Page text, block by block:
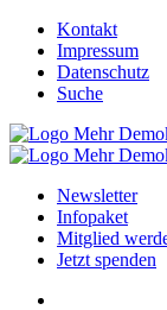
Kontakt
Impressum
Datenschutz
Suche
Newsletter
Infopaket
Mitglied
Jetzt spenden